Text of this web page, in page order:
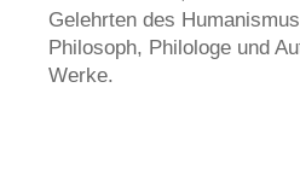
Gelehrten des
Philosoph, Philologe und
Werke.